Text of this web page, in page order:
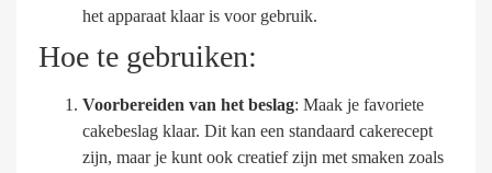
het apparaat klaar is voor gebruik.
Hoe te gebruiken:
Voorbereiden van het beslag: Maak je favoriete
cakebeslag klaar. Dit kan een standaard cakerecept
zijn, maar je kunt ook creatief zijn met smaken zoals